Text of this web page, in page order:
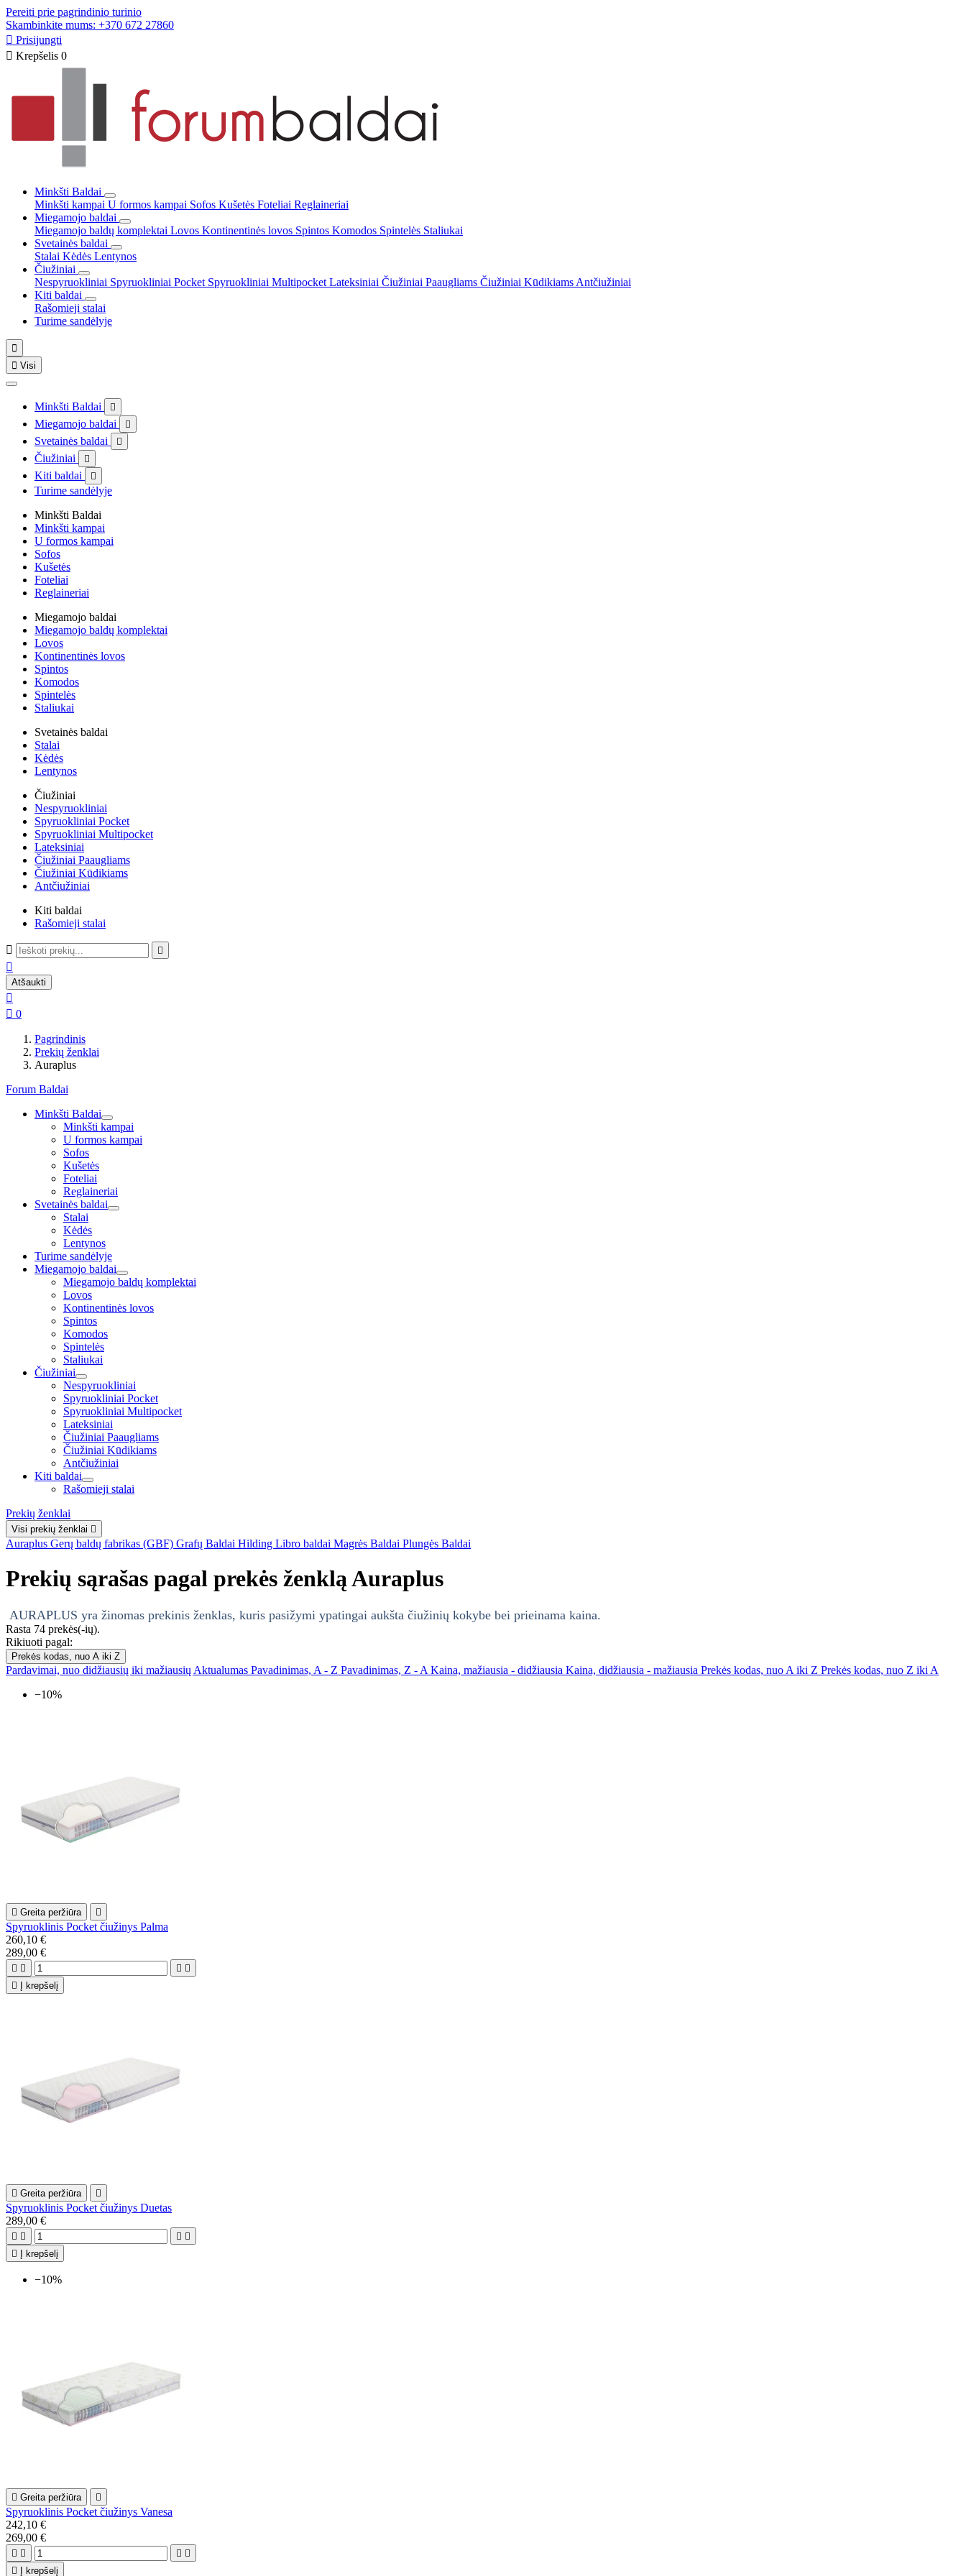
Pereiti prie pagrindinio turinio
Skambinkite mums: +370 672 27860
 Prisijungti
 Krepšelis 0
Minkšti Baldai
Minkšti kampai U formos kampai Sofos Kušetės Foteliai Reglaineriai
Miegamojo baldai
Miegamojo baldų komplektai Lovos Kontinentinės lovos Spintos Komodos Spintelės Staliukai
Svetainės baldai
Stalai Kėdės Lentynos
Čiužiniai
Nespyruokliniai Spyruokliniai Pocket Spyruokliniai Multipocket Lateksiniai Čiužiniai Paaugliams Čiužiniai Kūdikiams Antčiužiniai
Kiti baldai
Rašomieji stalai
Turime sandėlyje

 Visi
Minkšti Baldai 
Miegamojo baldai 
Svetainės baldai 
Čiužiniai 
Kiti baldai 
Turime sandėlyje
Minkšti Baldai
Minkšti kampai
U formos kampai
Sofos
Kušetės
Foteliai
Reglaineriai
Miegamojo baldai
Miegamojo baldų komplektai
Lovos
Kontinentinės lovos
Spintos
Komodos
Spintelės
Staliukai
Svetainės baldai
Stalai
Kėdės
Lentynos
Čiužiniai
Nespyruokliniai
Spyruokliniai Pocket
Spyruokliniai Multipocket
Lateksiniai
Čiužiniai Paaugliams
Čiužiniai Kūdikiams
Antčiužiniai
Kiti baldai
Rašomieji stalai
 

Atšaukti

 0
Pagrindinis
Prekių ženklai
Auraplus
Forum Baldai
Minkšti Baldai
Minkšti kampai
U formos kampai
Sofos
Kušetės
Foteliai
Reglaineriai
Svetainės baldai
Stalai
Kėdės
Lentynos
Turime sandėlyje
Miegamojo baldai
Miegamojo baldų komplektai
Lovos
Kontinentinės lovos
Spintos
Komodos
Spintelės
Staliukai
Čiužiniai
Nespyruokliniai
Spyruokliniai Pocket
Spyruokliniai Multipocket
Lateksiniai
Čiužiniai Paaugliams
Čiužiniai Kūdikiams
Antčiužiniai
Kiti baldai
Rašomieji stalai
Prekių ženklai
Visi prekių ženklai 
Auraplus Gerų baldų fabrikas (GBF) Grafų Baldai Hilding Libro baldai Magrės Baldai Plungės Baldai
Prekių sąrašas pagal prekės ženklą Auraplus
AURAPLUS yra žinomas prekinis ženklas, kuris pasižymi ypatingai aukšta čiužinių kokybe bei prieinama kaina.
Rasta 74 prekės(-ių).
Rikiuoti pagal:
Prekės kodas, nuo A iki Z
Pardavimai, nuo didžiausių iki mažiausių Aktualumas Pavadinimas, A - Z Pavadinimas, Z - A Kaina, mažiausia - didžiausia Kaina, didžiausia - mažiausia Prekės kodas, nuo A iki Z Prekės kodas, nuo Z iki A
−10%
 Greita peržiūra 
Spyruoklinis Pocket čiužinys Palma
260,10 €
289,00 €
   

Į krepšelį
 Greita peržiūra 
Spyruoklinis Pocket čiužinys Duetas
289,00 €
   

Į krepšelį
−10%
 Greita peržiūra 
Spyruoklinis Pocket čiužinys Vanesa
242,10 €
269,00 €
   

Į krepšelį